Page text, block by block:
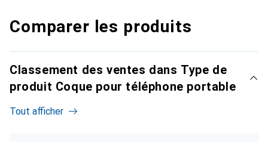
Comparer les produits
Classement des ventes dans Type de
produit Coque pour téléphone portable
Tout afficher